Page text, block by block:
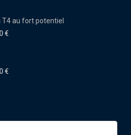
T4 au fort potentiel
€
€